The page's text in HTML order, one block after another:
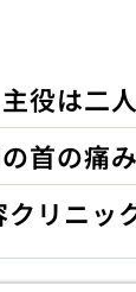
主役は二
首の痛
リニッ